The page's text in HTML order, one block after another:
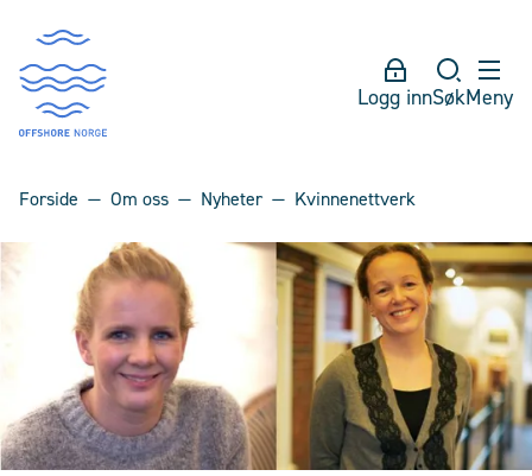
Logg innSøkMeny
Forside Om oss Nyheter Kvinnenettverk